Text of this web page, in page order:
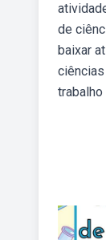
de
baixar